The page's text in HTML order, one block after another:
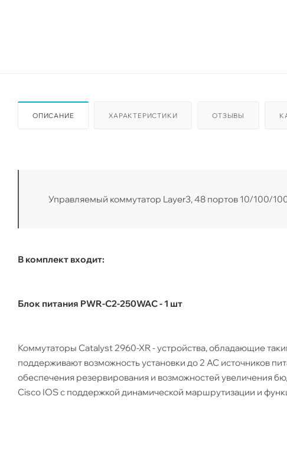
ОПИСАНИЕ ХАРАКТЕРИСТИКИ ОТЗЫВЫ
Управляемый коммутатор Layer3, 48 портов 10/100/
В комплект входит:
Блок питания PWR-C2-250WAC - 1 шт
Коммутаторы Catalyst 2960-XR - устройства, обладающие
поддерживают возможность установки до 2 AC источников
обеспечения резервирования и возможностей увеличения
Cisco IOS c поддержкой динамической маршрутизации и